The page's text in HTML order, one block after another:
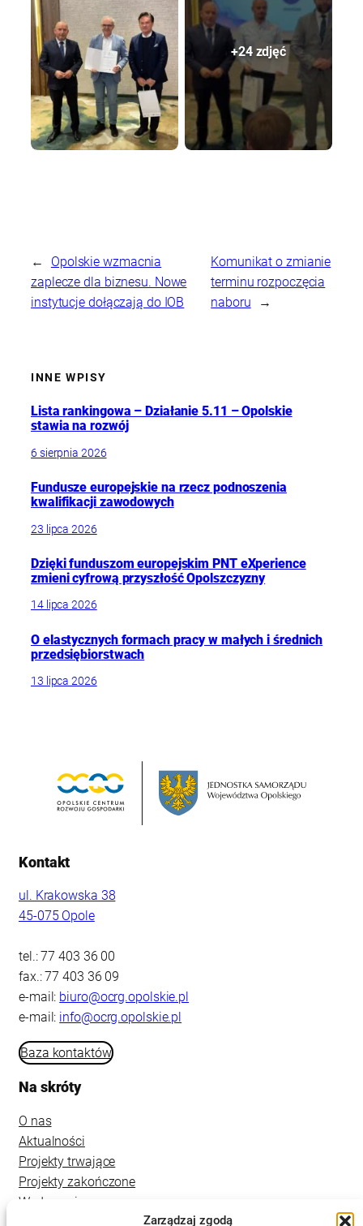
Zarządzaj zgodą
+24 zdjęć
←
Opolskie wzmacnia
zaplecze dla biznesu. Nowe
instytucje dołączają do IOB
Komunikat o zmianie
terminu rozpoczęcia
naboru
→
INNE WPISY
Lista rankingowa – Działanie 5.11 – Opolskie
stawia na rozwój
6 sierpnia 2026
Fundusze europejskie na rzecz podnoszenia
kwalifikacji zawodowych
23 lipca 2026
Dzięki funduszom europejskim PNT eXperience
zmieni cyfrową przyszłość Opolszczyzny
14 lipca 2026
O elastycznych formach pracy w małych i średnich
przedsiębiorstwach
13 lipca 2026
Kontakt
ul. Krakowska 38
45-075 Opole
tel.: 77 403 36 00
fax.: 77 403 36 09
e-mail: biuro@ocrg.opolskie.pl
e-mail: info@ocrg.opolskie.pl
Baza kontaktów
Na skróty
O nas
Aktualności
Projekty trwające
Projekty zakończone
Wydarzenia